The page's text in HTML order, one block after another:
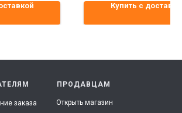
Купить с
ПРОДАВЦАМ
Открыть магазин
заказа